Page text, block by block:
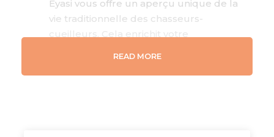
Eyasi vous offre un aperçu unique de la
vie traditionnelle des chasseurs-
cueilleurs. Cela enrichit votre
READ MORE